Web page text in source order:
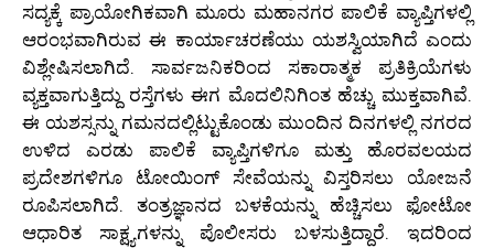
ಸದ್ಯಕ್ಕೆ ಪ್ರಾಯೋಗಿಕವಾಗಿ ಮೂರು ಮಹಾನಗರ ಪಾಲಿಕೆ ವ್ಯಾಪ್ತಿಗಳಲ್ಲಿ
ಆರಂಭವಾಗಿರುವ ಈ ಕಾರ್ಯಾಚರಣೆಯು ಯಶಸ್ವಿಯಾಗಿದೆ ಎಂದು
ವಿಶ್ಲೇಷಿಸಲಾಗಿದೆ. ಸಾರ್ವಜನಿಕರಿಂದ ಸಕಾರಾತ್ಮಕ ಪ್ರತಿಕ್ರಿಯೆಗಳು
ವ್ಯಕ್ತವಾಗುತ್ತಿದ್ದು ರಸ್ತೆಗಳು ಈಗ ಮೊದಲಿನಿಗಿಂತ ಹೆಚ್ಚು ಮುಕ್ತವಾಗಿವೆ.
ಈ ಯಶಸ್ಸನ್ನು ಗಮನದಲ್ಲಿಟ್ಟುಕೊಂಡು ಮುಂದಿನ ದಿನಗಳಲ್ಲಿ ನಗರದ
ಉಳಿದ ಎರಡು ಪಾಲಿಕೆ ವ್ಯಾಪ್ತಿಗಳಿಗೂ ಮತ್ತು ಹೊರವಲಯದ
ಪ್ರದೇಶಗಳಿಗೂ ಟೋಯಿಂಗ್ ಸೇವೆಯನ್ನು ವಿಸ್ತರಿಸಲು ಯೋಜನೆ
ರೂಪಿಸಲಾಗಿದೆ. ತಂತ್ರಜ್ಞಾನದ ಬಳಕೆಯನ್ನು ಹೆಚ್ಚಿಸಲು ಫೋಟೋ
ಆಧಾರಿತ ಸಾಕ್ಷ್ಯಗಳನ್ನು ಪೊಲೀಸರು ಬಳಸುತ್ತಿದ್ದಾರೆ. ಇದರಿಂದ